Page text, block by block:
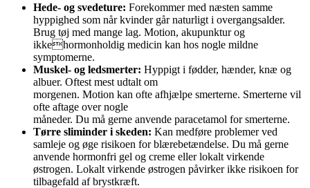
Hede- og svedeture: Forekommer med næsten samme
hyppighed som når kvinder går naturligt i overgangsalder.
Brug tøj med mange lag. Motion, akupunktur og
ikkehormonholdig medicin kan hos nogle mildne
symptomerne.
Muskel- og ledsmerter: Hyppigt i fødder, hænder, knæ og
albuer. Oftest mest udtalt om
morgenen. Motion kan ofte afhjælpe smerterne. Smerterne vil
ofte aftage over nogle
måneder. Du må gerne anvende paracetamol for smerterne.
Tørre sliminder i skeden: Kan medføre problemer ved
samleje og øge risikoen for blærebetændelse. Du må gerne
anvende hormonfri gel og creme eller lokalt virkende
østrogen. Lokalt virkende østrogen påvirker ikke risikoen for
tilbagefald af brystkræft.